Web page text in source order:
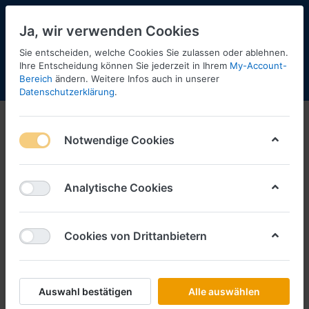
Menü Anmelden Shopaktualisierung
Container unbedruckt
1-10 von 10
Filtern Sortieren
SCHLÜTER SORTIMENT
sofort lieferbar
Ja, wir verwenden Cookies
Sie entscheiden, welche Cookies Sie zulassen oder ablehnen.
Ihre Entscheidung können Sie jederzeit in Ihrem My-Account-
Bereich ändern. Weitere Infos auch in unserer
Datenschutzerklärung.
Notwendige Cookies
Analytische Cookies
Cookies von Drittanbietern
Auswahl bestätigen Alle auswählen